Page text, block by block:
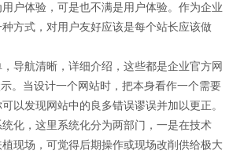
体验，可是也不满是用户体验。作为企业
方式，对用户友好应该是每个站长应该做
航清晰，详细介绍，这些都是企业官方网
。当设计一个网站时，把本身看作一个需要
以发现网站中的良多错误谬误并加以更正。
，这里系统化分为两部门，一是在技术
现场，可觉得后期操作或现场改削供给极大